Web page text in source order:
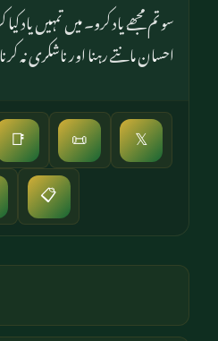
سو تم مجھے یاد کرو۔ میں تمہیں
احسان مانتے رہنا اور ناشکری نہ کرنا
📑 📜 𝕏
📋